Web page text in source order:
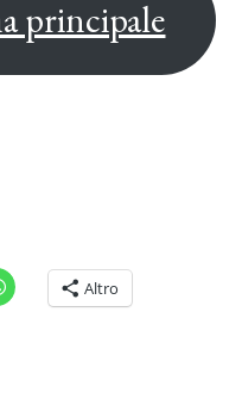
principale
Altro